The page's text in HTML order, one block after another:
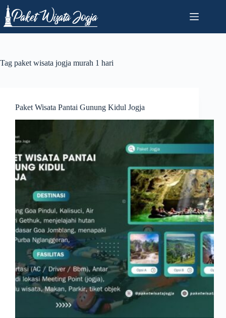
Skip
content
Tag paket wisata jogja murah 1 hari
Paket Wisata Pantai Gunung Kidul Jogja